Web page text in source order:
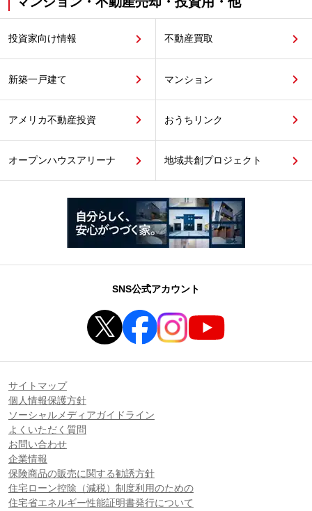
投資家向け情報 不動産買取
新築一戸建て マンション
アメリカ不動産投資 おうちリンク
オープンハウスアリーナ 地域共創プロジェクト
SNS公式アカウント
サイトマップ
個人情報保護方針
ソーシャルメディアガイドライン
よくいただく質問
お問い合わせ
企業情報
保険商品の販売に関する勧誘方針
住宅ローン控除（減税）制度利用のための
住宅省エネルギー性能証明書発行について